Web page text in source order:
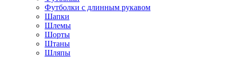
Футболки с длинным рукавом
Шапки
Шлемы
Шорты
Штаны
Шляпы